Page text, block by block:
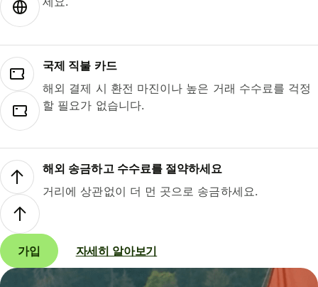
국제 직불 카드
해외 결제 시 환전 마진이나 높은 거래 수수료를 걱정
할 필요가 없습니다.
해외 송금하고 수수료를 절약하세요
거리에 상관없이 더 먼 곳으로 송금하세요.
가입 자세히 알아보기